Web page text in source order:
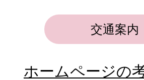
交通案内
ホームページの